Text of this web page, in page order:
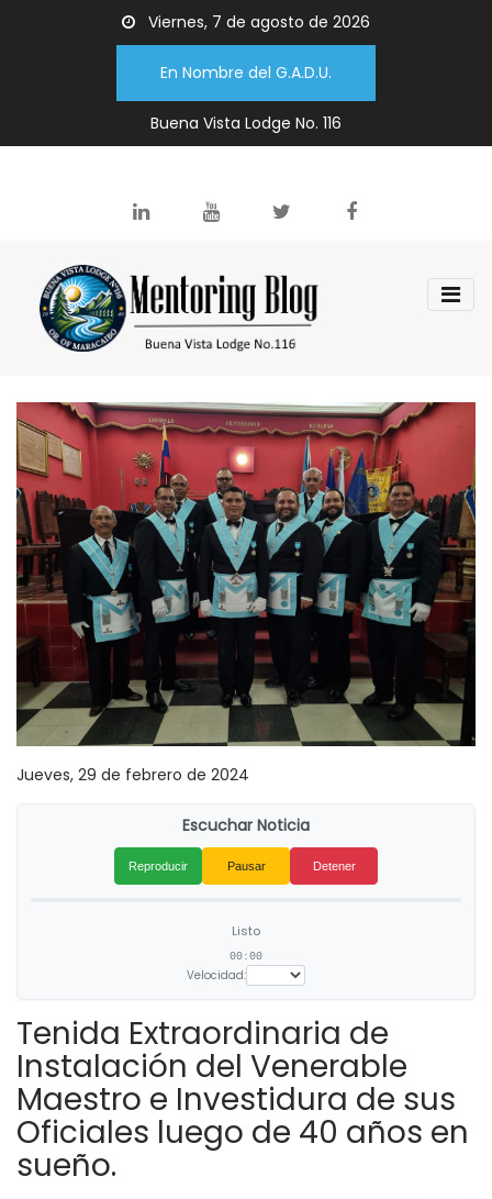
Viernes, 7 de agosto de 2026
En Nombre del G.A.D.U.
Buena Vista Lodge No. 116
Jueves, 29 de febrero de 2024
Escuchar Noticia
Reproducir Pausar Detener
Listo
00:00
Velocidad:
Tenida Extraordinaria de
Instalación del Venerable
Maestro e Investidura de sus
Oficiales luego de 40 años en
sueño.